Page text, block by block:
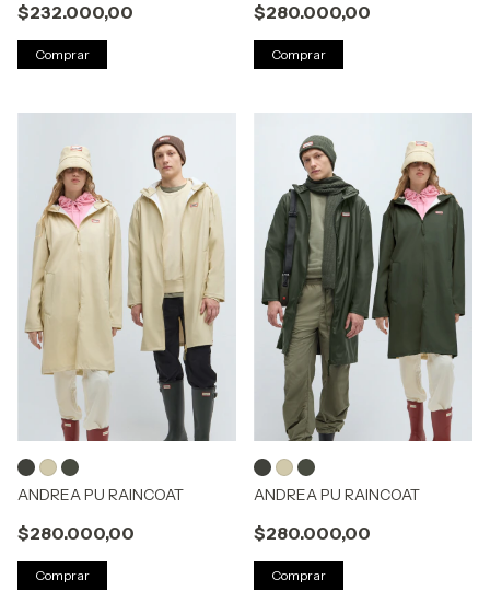
$232.000,00
Comprar
$280.000,00
Comprar
ANDREA PU RAINCOAT
$280.000,00
Comprar
ANDREA PU RAINCOAT
$280.000,00
Comprar